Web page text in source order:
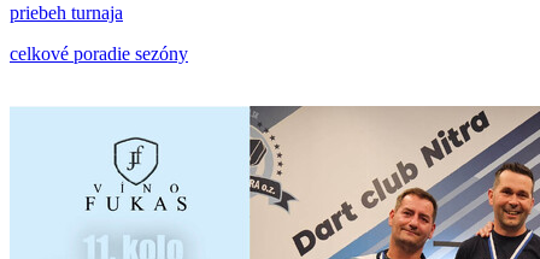
priebeh turnaja
celkové poradie sezóny